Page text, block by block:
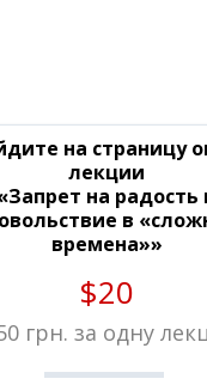
на страницу
лекции
на радость
в
времена»»
$20
грн. за одну